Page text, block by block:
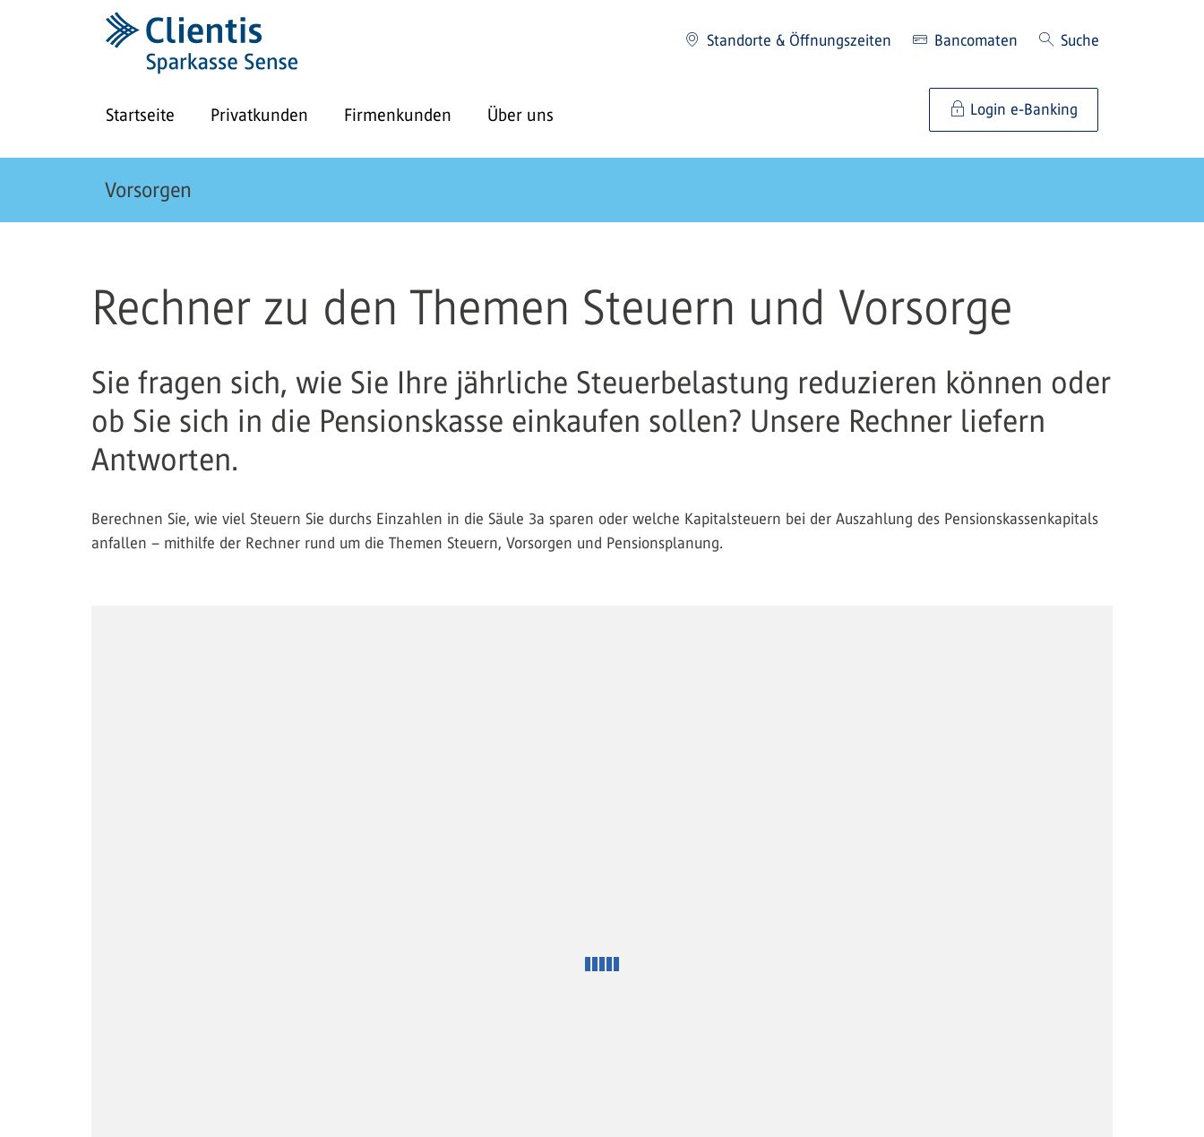
Standorte & Öffnungszeiten Bancomaten Suche
Startseite Privatkunden Firmenkunden Über uns Login e-Banking
Vorsorgen
Rechner zu den Themen Steuern und Vorsorge
Sie fragen sich, wie Sie Ihre jährliche Steuerbelastung reduzieren können oder
ob Sie sich in die Pensionskasse einkaufen sollen? Unsere Rechner liefern
Antworten.
Berechnen Sie, wie viel Steuern Sie durchs Einzahlen in die Säule 3a sparen oder welche Kapitalsteuern bei der Auszahlung des Pensionskassenkapitals
anfallen – mithilfe der Rechner rund um die Themen Steuern, Vorsorgen und Pensionsplanung.